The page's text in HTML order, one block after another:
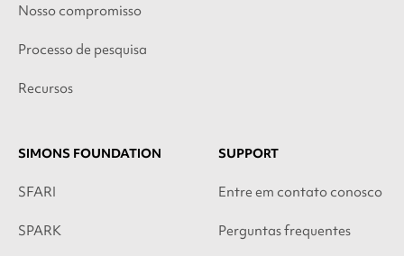
Nosso compromisso
Processo de pesquisa
Recursos
SIMONS FOUNDATION
SFARI
SPARK
SUPPORT
Entre em contato conosco
Perguntas frequentes